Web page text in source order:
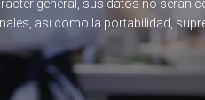
general, sus datos no serán
así como la portabilidad,